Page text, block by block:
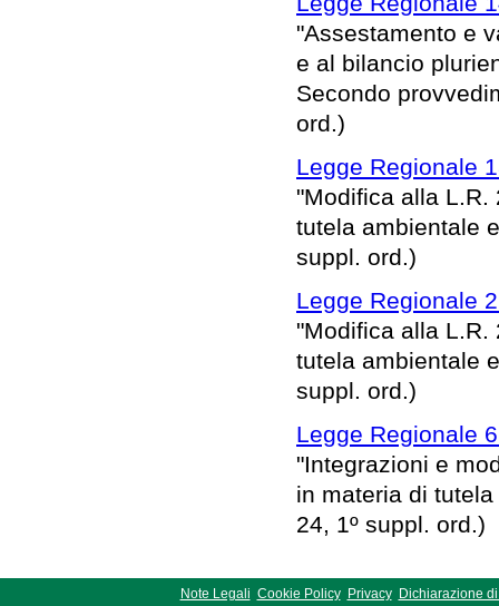
"Assestamento e
e al bilancio
Secondo
ord.)
Legge Regionale
"Modifica alla L.R.
tutela ambientale
suppl. ord.)
Legge Regionale
"Modifica alla L.R.
tutela ambientale
suppl. ord.)
Legge Regionale
"Integrazioni e
in materia di
24, 1º suppl. ord.)
Note Legali Cookie Policy Privacy Dichiarazione